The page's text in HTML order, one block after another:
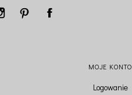
MOJE KONTO
Logowanie